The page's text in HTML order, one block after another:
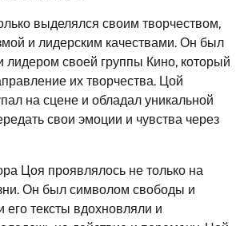
выделялся своим творчеством,
и лидерским качествами. Он был
лидером своей группы Кино, который
их творчества. Цой
на сцене и обладал уникальной
свои эмоции и чувства через
Цоя проявлялось не только на
Он был символом свободы и
его тексты вдохновляли и